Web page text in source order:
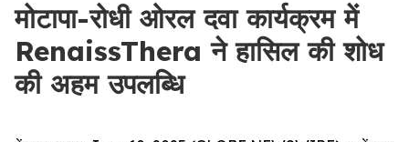
मोटापा-रोधी ओरल दवा कार्यक्रम में
RenaissThera ने हासिल की शोध
की अहम उपलब्धि